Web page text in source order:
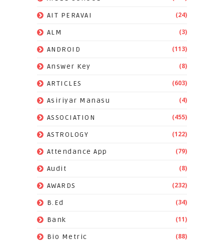
AIT PERAVAI (24)
ALM (3)
ANDROID (113)
Answer Key (8)
ARTICLES (603)
Asiriyar Manasu (4)
ASSOCIATION (455)
ASTROLOGY (122)
Attendance App (79)
Audit (8)
AWARDS (232)
B.Ed (34)
Bank (11)
Bio Metric (88)